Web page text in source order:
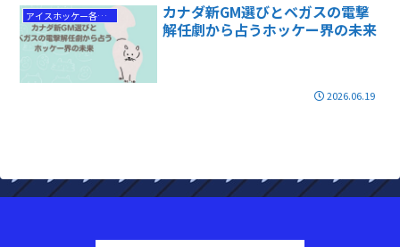
アイスホッケー各国代表情報
カナダ新GM選びとベガスの電撃
解任劇から占うホッケー界の未来
2026.06.19